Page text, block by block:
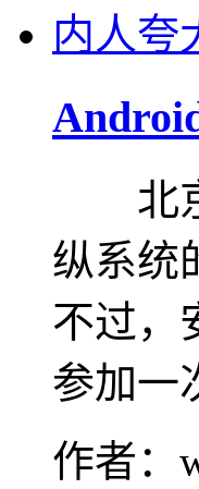
北京
纵系统
不过，
参加一
作者：